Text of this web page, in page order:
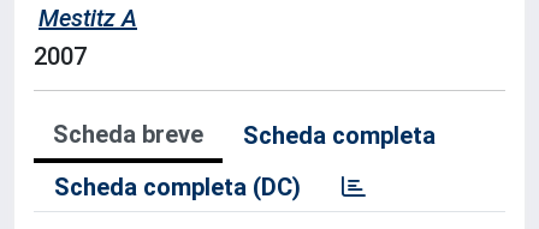
Mestitz A
2007
Scheda breve
Scheda completa
Scheda completa (DC)